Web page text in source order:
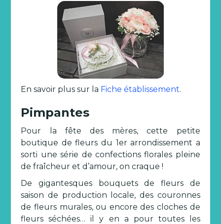
En savoir plus sur la Fiche établissement.
Pimpantes
Pour la fête des mères, cette petite
boutique de fleurs du 1er arrondissement a
sorti une série de confections florales pleine
de fraîcheur et d’amour, on craque !
De gigantesques bouquets de fleurs de
saison de production locale, des couronnes
de fleurs murales, ou encore des cloches de
fleurs séchées… il y en a pour toutes les